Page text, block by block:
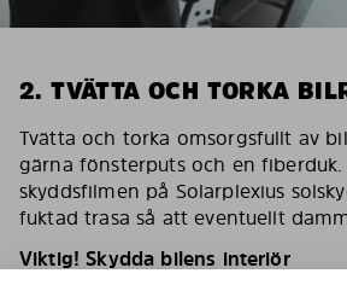
2. TVÄTTA OCH TORKA
Tvätta och torka omsorgsfullt av
gärna fönsterputs och en fiberduk.
skyddsfilmen på Solarplexius
fuktad trasa så att eventuellt
Viktig! Skydda bilens interiör